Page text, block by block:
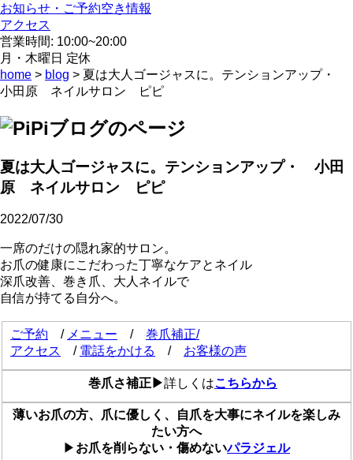
お知らせ・ご予約空き情報
アクセス
営業時間: 10:00~20:00
月・木曜日 定休
home > blog > 夏は大人ゴージャスに。テンションアップ・
小田原 ネイルサロン ピピ
夏は大人ゴージャスに。テンションアップ・ 小田
原 ネイルサロン ピピ
2022/07/30
一席のだけの隠れ家的サロン。
お爪の健康にこだわった丁寧なケアとネイル
深爪改善、巻き爪、大人ネイルで
自信が持てる自分へ。
ご予約 / メニュー / 巻爪補正/
アクセス
/ 電話をかける / お客様の声
巻爪さ補正▶詳しくはこちらから
薄いお爪の方、爪に優しく、自爪を大事にネイルを楽しみ
たい方へ
▶ お爪を削らない・傷めないパラジェル